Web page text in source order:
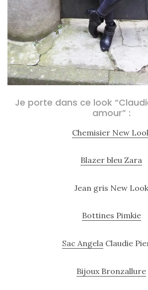
Je porte dans ce look
amour” :
Chemisier New
Blazer bleu Zara
Jean gris New Look
Bottines Pimkie
Sac AngelaClaudie
Bijoux Bronzallure